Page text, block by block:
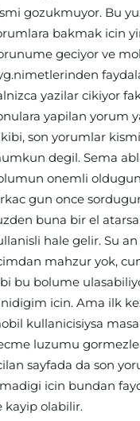
gozukmuyor. Bu
bakmak icin
geciyor ve
yazilar cikiyor
yapilan yorum
son yorumlar
degil. Sema
onemli
gun once
buna bir el
hale gelir. Su
mahzur yok,
bu bolume
icin. Ama ilk
kullanicisiysa
luzumu
sayfada da son
icin bundan
kayip olabilir.